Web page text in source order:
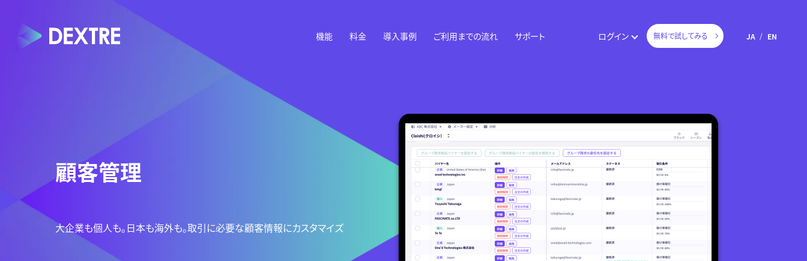
機能 料金 導入事例 ご利用までの流れ サポート ログイン 無料で試してみる JA EN
顧客管理
大企業も個人も。日本も海外も。取引に必要な顧客情報にカスタマイズ